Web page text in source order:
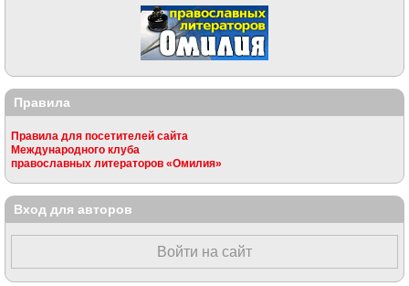
Правила
Правила для посетителей сайта
Международного клуба
православных литераторов «Омилия»
Вход для авторов
Войти на сайт